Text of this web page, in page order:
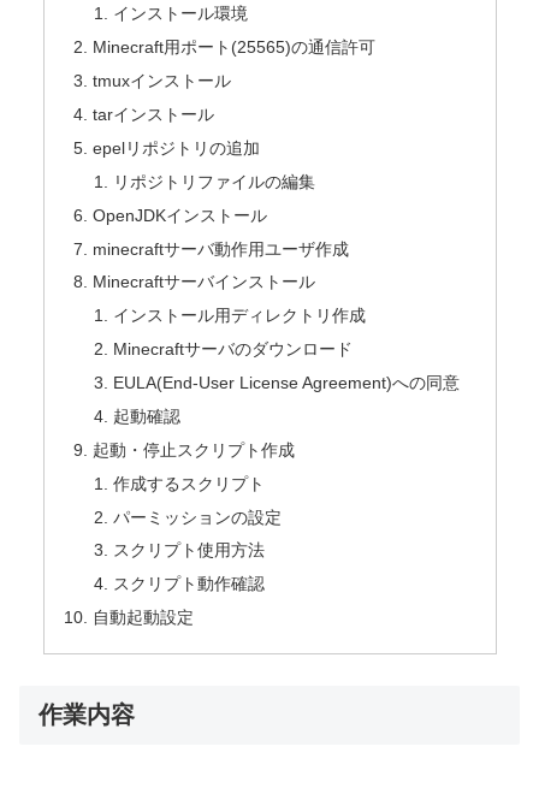
インストール環境
Minecraft用ポート(25565)の通信許可
tmuxインストール
tarインストール
epelリポジトリの追加
リポジトリファイルの編集
OpenJDKインストール
minecraftサーバ動作用ユーザ作成
Minecraftサーバインストール
インストール用ディレクトリ作成
Minecraftサーバのダウンロード
EULA(End-User License Agreement)への同意
起動確認
起動・停止スクリプト作成
作成するスクリプト
パーミッションの設定
スクリプト使用方法
スクリプト動作確認
自動起動設定
作業内容